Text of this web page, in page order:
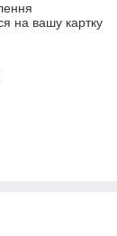
на вашу картку